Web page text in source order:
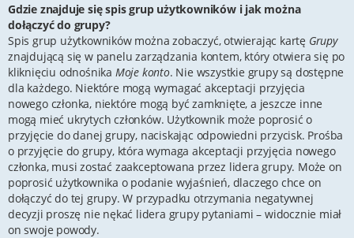
Gdzie znajduje się spis grup użytkowników i jak można
dołączyć do grupy?
Spis grup użytkowników można zobaczyć, otwierając kartę Grupy
znajdującą się w panelu zarządzania kontem, który otwiera się po
kliknięciu odnośnika Moje konto. Nie wszystkie grupy są dostępne
dla każdego. Niektóre mogą wymagać akceptacji przyjęcia
nowego członka, niektóre mogą być zamknięte, a jeszcze inne
mogą mieć ukrytych członków. Użytkownik może poprosić o
przyjęcie do danej grupy, naciskając odpowiedni przycisk. Prośba
o przyjęcie do grupy, która wymaga akceptacji przyjęcia nowego
członka, musi zostać zaakceptowana przez lidera grupy. Może on
poprosić użytkownika o podanie wyjaśnień, dlaczego chce on
dołączyć do tej grupy. W przypadku otrzymania negatywnej
decyzji proszę nie nękać lidera grupy pytaniami – widocznie miał
on swoje powody.